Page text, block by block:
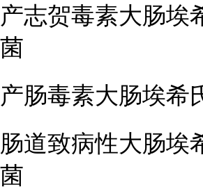
产志贺毒素大肠埃
菌
产肠毒素大肠埃希
肠道致病性大肠埃
菌